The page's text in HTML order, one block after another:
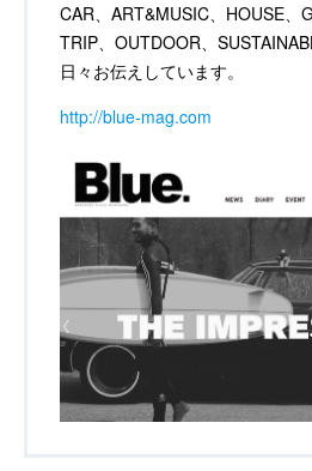
CAR、ART&MUSIC、HOUSE、
TRIP、OUTDOOR、
日々お伝えしています。
http://blue-mag.com